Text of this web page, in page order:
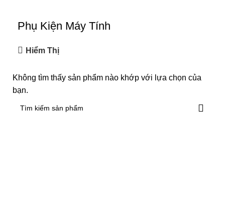
Phụ Kiện Máy Tính
Hiểm Thị
Không tìm thấy sản phẩm nào khớp với lựa chọn của
bạn.